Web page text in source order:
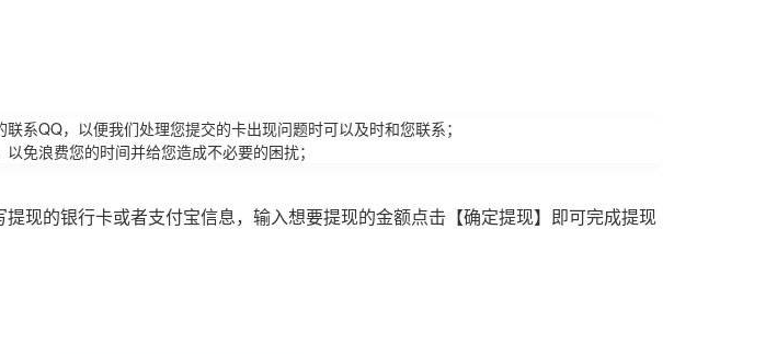
系QQ，以便我们处理您提交的卡出现问题时可以及时和您联系；
免浪费您的时间并给您造成不必要的困扰；
现的银行卡或者支付宝信息，输入想要提现的金额点击【确定提现】即可完成提现